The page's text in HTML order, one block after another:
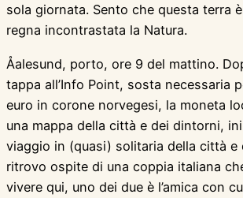
sola giornata. Sento che questa terra
regna incontrastata la Natura.
Åalesund, porto, ore 9 del mattino.
tappa all’Info Point, sosta necessaria
euro in corone norvegesi, la moneta
una mappa della città e dei dintorni,
viaggio in (quasi) solitaria della città e
ritrovo ospite di una coppia italiana
vivere qui, uno dei due è l’amica con